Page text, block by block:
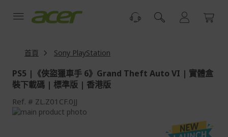
首頁
Sony PlayStation
PS5 |《俠盜獵車手 6》Grand Theft Auto VI | 實體盒
裝下載碼 | 標準版 | 香港版
Ref. ZL.Z01CF.0JJ
Skip